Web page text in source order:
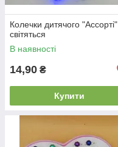
Колечки дитячого "Ассорті"
світяться
В наявності
14,90 ₴
Купити